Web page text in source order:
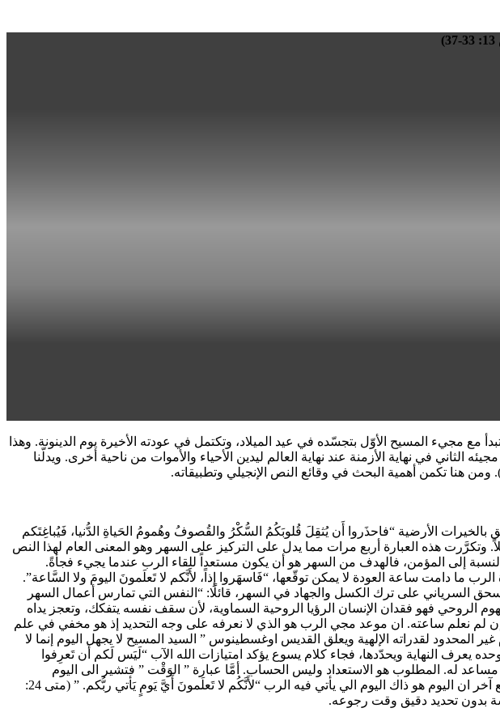
مع مجيء المسيح الأوّل بتجسّده في عيد الميلاد، وتكتمل في عودته الأخيرة يوم الدينونة. وهذا
في نهاية الأزمنة عند نهاية العالم ليدين الأحياء والأموات من ناحية أخرى. ويدلّنا
بالخيرات الأرضية “فاحذَروا أَن يُثقِلَ قُلوبَكُمُ السُّكْرُ والقُصوفُ وهُمومُ الحَياةِ الدُّنيا، فَيُباغِتَكم
ليلاً. وتكرَّرت هذه العبارة أربع مرات مما يدل على التركيز على السهر وهو المعنى العام لهذا النص
السهر بقصد مواصلة العمل (حكمة 6: 15)، أو لتحاشي العدوّ المفاجئ (مزمور 127: 1- 2). وأمَّا بالنسبة إلى المؤمن، فالهدف من السهر هو أن يكون مستعداً للقاء الرب عندما يجيء فجأةً.
ما دامت ساعة العودة لا يمكن توقّعها، “فَاسهَروا إِذاً، لأَنَّكم لا تَعلَمونَ اليومَ ولا السَّاعة”.
اسحق السرياني على ترك الكسل والجهاد في السهر، قائلًا: “النفس التي تمارس أعمال السهر
الروحي فهو فقدان الإنسان الرؤيا الروحية السماوية، لأن سقف نفسه يتفكك، وتعجز يداه
لم نعلم ساعته. ان موعد مجي الرب هو الذي لا نعرفه على وجه التحديد إذ هو مخفي في علم
المحدود لقدراته الإلهية ويعلق القديس اوغسطينوس ” السيد المسيح لا يجهل اليوم إنما لا
يعرف النهاية ويحدّدها، فجاء كلام يسوع يؤكد امتيازات الله الآب “لَيَس لَكم أَن تَعرِفوا
عن هذه المعرفة هو عائق للإيمان، لا مساعد له. المطلوب هو الاستعداد وليس الحساب. أمَّا عبارة ” الوَقْت ” فتشير الى اليوم
والساعة كما ورد في انجيل متى ” فَاسهَروا إِذاً، لأَنَّكم لا تَعلَمونَ اليومَ ولا السَّاعة” (متى 25: 13) ثم يوضِّح في موضع آخر ان اليوم هو ذاك اليوم الي يأتي فيه الرب “لأَنَّكُم لا تَعلَمونَ أَيَّ يَومٍ يَأتي ربُّكم. ” (متى 24: